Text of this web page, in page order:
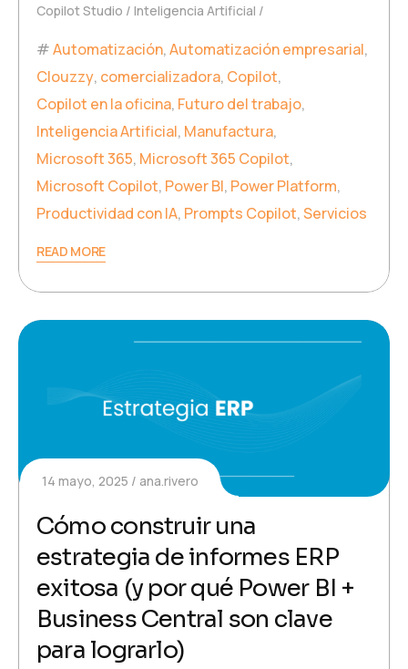
Copilot Studio
Inteligencia Artificial
Automatización,Automatización empresarial,
Clouzzy, comercializadora, Copilot,
Copilot en la oficina, Futuro del trabajo,
Inteligencia Artificial, Manufactura,
Microsoft 365, Microsoft 365 Copilot,
Microsoft Copilot, Power BI, Power Platform,
Productividad con IA, Prompts Copilot,Servicios
READ MORE
14 mayo, 2025 ana.rivero
Cómo construir una
estrategia de informes ERP
exitosa (y por qué Power BI +
Business Central son clave
para lograrlo)